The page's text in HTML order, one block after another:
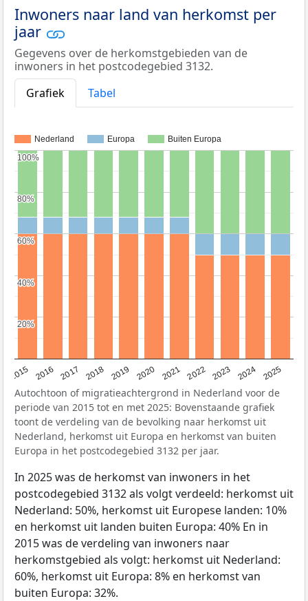
Inwoners naar land van herkomst per
jaar
Gegevens over de herkomstgebieden van de
inwoners in het postcodegebied 3132.
Grafiek
Tabel
Nederland Europa Buiten Europa
2015 2016 2017 2018 2019 2020 2021 2022 2023 2024 2025
20%
20%
40%
40%
60%
60%
80%
80%
100%
100%
Autochtoon of migratieachtergrond in Nederland voor de
periode van 2015 tot en met 2025: Bovenstaande grafiek
toont de verdeling van de bevolking naar herkomst uit
Nederland, herkomst uit Europa en herkomst van buiten
Europa in het postcodegebied 3132 per jaar.
In 2025 was de herkomst van inwoners in het
postcodegebied 3132 als volgt verdeeld: herkomst uit
Nederland: 50%, herkomst uit Europese landen: 10%
en herkomst uit landen buiten Europa: 40% En in
2015 was de verdeling van inwoners naar
herkomstgebied als volgt: herkomst uit Nederland:
60%, herkomst uit Europa: 8% en herkomst van
buiten Europa: 32%.